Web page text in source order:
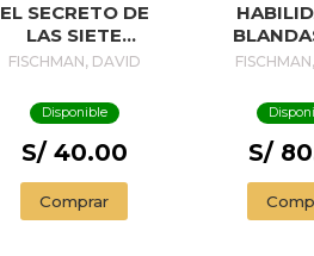
EL SECRETO DE
LAS SIETE
SEMILLAS
FISCHMAN, DAVID
Disponible
S/ 40.00
Comprar
S/